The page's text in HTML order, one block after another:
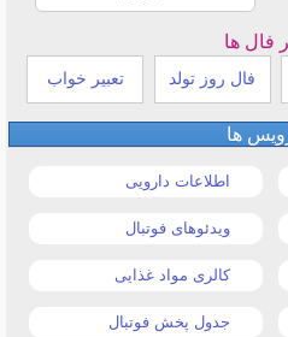
فال ها
فال روز تولد تعبیر خواب
ها
اطلاعات دارویی
ویدئوهای فوتبال
کالری مواد غذایی
جدول پخش فوتبال